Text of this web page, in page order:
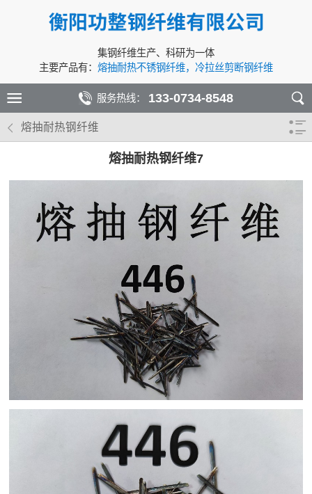
集钢纤维生产、科研为一体
主要产品有： 熔抽耐热不锈钢纤维，冷拉丝剪断钢纤维
服务热线： 133-0734-8548
熔抽耐热钢纤维
熔抽耐热钢纤维7